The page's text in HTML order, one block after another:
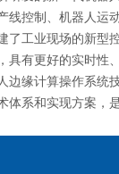
线控制、机器人运
了工业现场的新型
具有更好的实时性
缘计算操作系统技
体系和实现方案，